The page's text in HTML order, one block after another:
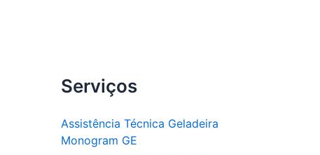
Serviços
Assistência Técnica Geladeira
Monogram GE